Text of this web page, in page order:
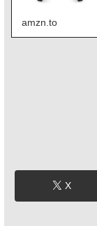
amzn.to
X